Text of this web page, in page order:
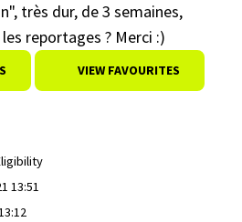
très dur, de 3 semaines,
reportages ? Merci :)
VIEW FAVOURITES
13:51